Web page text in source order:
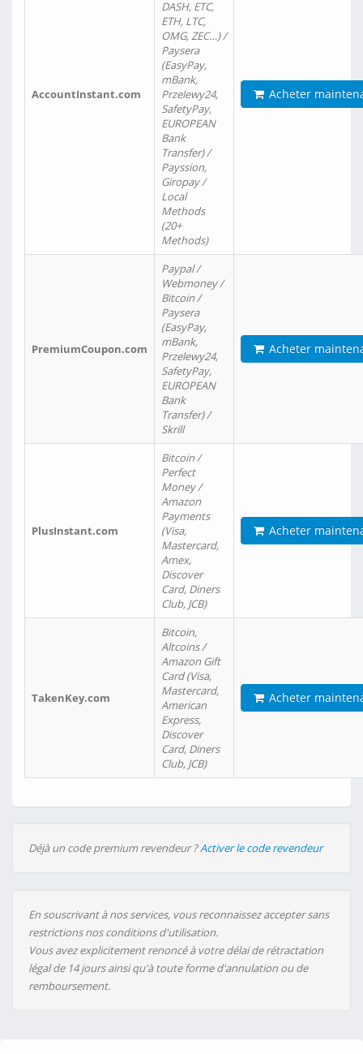
AccountInstant.com
DASH, ETC,
ETH, LTC,
OMG, ZEC…) /
Paysera
(EasyPay,
mBank,
Przelewy24,
SafetyPay,
EUROPEAN
Bank
Transfer) /
Payssion,
Giropay /
Local
Methods
(20+
Methods)
Acheter
PremiumCoupon.com
Paypal /
Webmoney /
Bitcoin /
Paysera
(EasyPay,
mBank,
Przelewy24,
SafetyPay,
EUROPEAN
Bank
Transfer) /
Skrill
Acheter
PlusInstant.com
Bitcoin /
Perfect
Money /
Amazon
Payments
(Visa,
Mastercard,
Amex,
Discover
Card, Diners
Club, JCB)
Acheter
TakenKey.com
Bitcoin,
Altcoins /
Amazon Gift
Card (Visa,
Mastercard,
American
Express,
Discover
Card, Diners
Club, JCB)
Acheter
Déjà un code premium revendeur ?Activer le code revendeur
En souscrivant à nos services, vous reconnaissez accepter sans
restrictions nos conditions d'utilisation.
Vous avez explicitement renoncé à votre délai de rétractation
légal de 14 jours ainsi qu'à toute forme d'annulation ou de
remboursement.